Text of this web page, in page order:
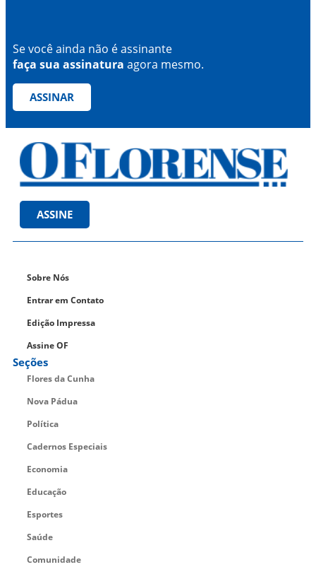
Se você ainda não é assinante
faça sua assinatura agora mesmo.
ASSINAR
ASSINE
Sobre Nós
Entrar em Contato
Edição Impressa
Assine OF
Seções
Flores da Cunha
Nova Pádua
Política
Cadernos Especiais
Economia
Educação
Esportes
Saúde
Comunidade